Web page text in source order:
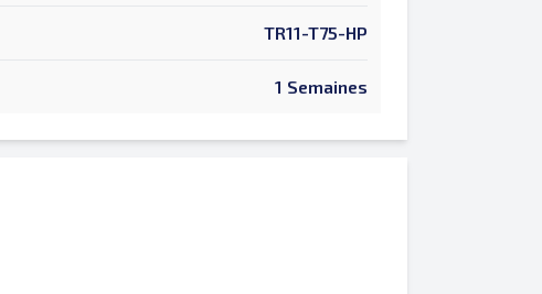
TR11-T75-HP
1 Semaines